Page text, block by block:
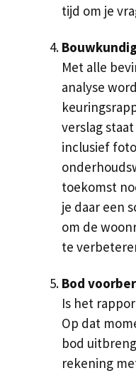
tijd om je
Met alle
analyse
verslag
inclusief
toekomst
je daar een
om de
te
Bod
Is het
Op dat
bod
rekening